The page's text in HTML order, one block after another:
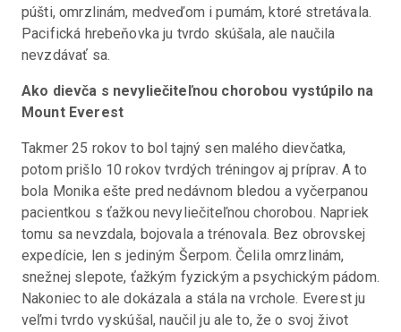
púšti, omrzlinám, medveďom i pumám, ktoré stretávala.
Pacifická hrebeňovka ju tvrdo skúšala, ale naučila
nevzdávať sa.
Ako dievča s nevyliečiteľnou chorobou vystúpilo na
Mount Everest
Takmer 25 rokov to bol tajný sen malého dievčatka,
potom prišlo 10 rokov tvrdých tréningov aj príprav. A to
bola Monika ešte pred nedávnom bledou a vyčerpanou
pacientkou s ťažkou nevyliečiteľnou chorobou. Napriek
tomu sa nevzdala, bojovala a trénovala. Bez obrovskej
expedície, len s jediným Šerpom. Čelila omrzlinám,
snežnej slepote, ťažkým fyzickým a psychickým pádom.
Nakoniec to ale dokázala a stála na vrchole. Everest ju
veľmi tvrdo vyskúšal, naučil ju ale to, že o svoj život